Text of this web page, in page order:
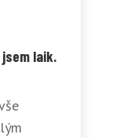
laik.